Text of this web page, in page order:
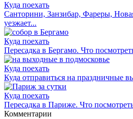
Куда поехать
Санторини, Занзибар, Фареры,
уезжает...
Куда поехать
Пересадка в Бергамо. Что
Куда поехать
Куда отправиться на праздничные
Куда поехать
Пересадка в Париже. Что
Комментарии